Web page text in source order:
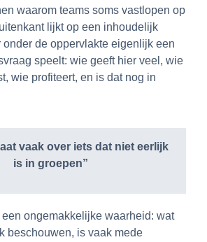
waarom teams soms vastlopen op
lijkt op een inhoudelijk
de oppervlakte eigenlijk een
speelt: wie geeft hier veel, wie
wie profiteert, en is dat nog in
vaakover iets dat niet eerlijk
isin groepen”
ongemakkelijke waarheid: wat
beschouwen, is vaak mede